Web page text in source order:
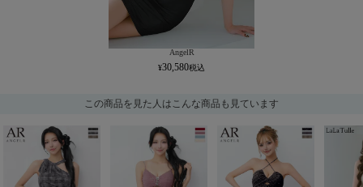
AngelR
30,580
この商品を見た人はこんな商品も見ています